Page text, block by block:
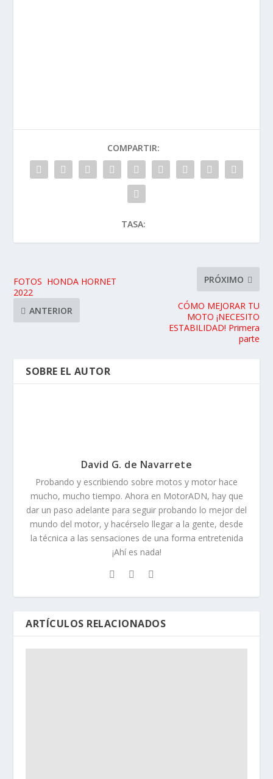
COMPARTIR:
TASA:
FOTOS HONDA HORNET
2022
ANTERIOR
PRÓXIMO
CÓMO MEJORAR TU
MOTO ¡NECESITO
ESTABILIDAD! Primera
parte
SOBRE EL AUTOR
David G. de Navarrete
Probando y escribiendo sobre motos y motor hace
mucho, mucho tiempo. Ahora en MotorADN, hay que
dar un paso adelante para seguir probando lo mejor del
mundo del motor, y hacérselo llegar a la gente, desde
la técnica a las sensaciones de una forma entretenida
¡Ahí es nada!
ARTÍCULOS RELACIONADOS